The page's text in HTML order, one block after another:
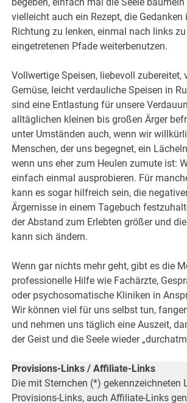
vielleicht auch ein Rezept, die Gedanken
Richtung zu lenken, einmal nach links
eingetretenen Pfade weiterbenutzen.
Vollwertige Speisen, liebevoll zubereitet,
Gemüse, leicht verdauliche Speisen in
sind eine Entlastung für unsere
alltäglichen kleinen bis großen Ärger
unter Umständen auch, wenn wir
Menschen, der uns begegnet, ein
wenn uns eher zum Heulen zumute ist:
einfach einmal ausprobieren. Für
kann es sogar hilfreich sein, die
Ärgernisse in einem Tagebuch
der Abstand zum Erlebten größer und
kann sich ändern.
Wenn gar nichts mehr geht, gibt es die
professionelle Hilfe wie Fachärzte,
oder psychosomatische Kliniken in
Wir können viel für uns selbst tun,
und nehmen uns täglich eine Auszeit,
der Geist und die Seele wieder
Provisions-Links / Affiliate-Links
Die mit Sternchen (*) gekennzeichneten
Provisions-Links, auch Affiliate-Links